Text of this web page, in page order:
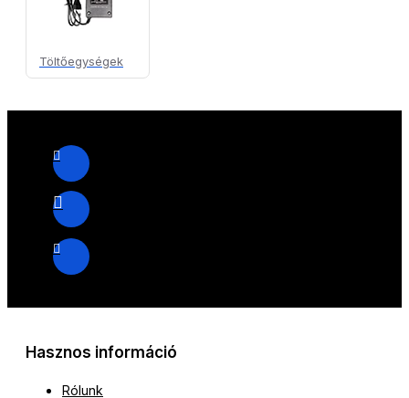
Töltőegységek
Hasznos információ
Rólunk